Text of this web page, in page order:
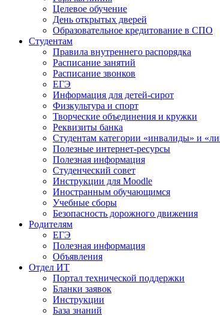
Целевое обучение
День открытых дверей
Образовательное кредитование в СПО
Студентам
Правила внутреннего распорядка
Расписание занятий
Расписание звонков
ЕГЭ
Информация для детей-сирот
Физкультура и спорт
Творческие объединения и кружки
Реквизиты банка
Студентам категории «инвалиды» и
Полезные интернет-ресурсы
Полезная информация
Студенческий совет
Инструкции для Moodle
Иностранным обучающимся
Учебные сборы
Безопасность дорожного движения
Родителям
ЕГЭ
Полезная информация
Объявления
Отдел ИТ
Портал технической поддержки
Бланки заявок
Инструкции
База знаний